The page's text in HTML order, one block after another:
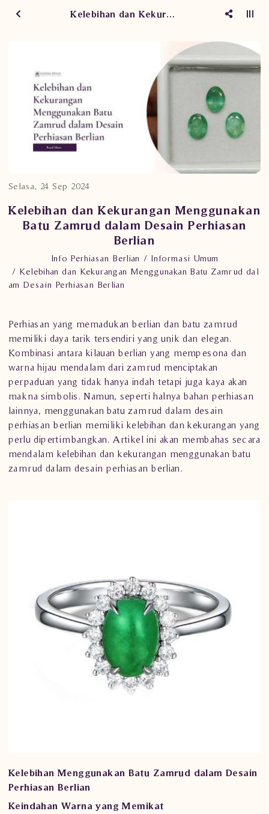
Kelebihan dan Kekurangan Menggunakan Batu Zamrud dalam Desain Perhiasan Berlian
Selasa, 24 Sep 2024
Kelebihan dan Kekurangan Menggunakan
Batu Zamrud dalam Desain Perhiasan
Berlian
Info Perhiasan Berlian
Informasi Umum
Kelebihan dan Kekurangan Menggunakan Batu Zamrud dal
am Desain Perhiasan Berlian
Perhiasan yang memadukan berlian dan batu zamrud
memiliki daya tarik tersendiri yang unik dan elegan.
Kombinasi antara kilauan berlian yang mempesona dan
warna hijau mendalam dari zamrud menciptakan
perpaduan yang tidak hanya indah tetapi juga kaya akan
makna simbolis. Namun, seperti halnya bahan perhiasan
lainnya, menggunakan batu zamrud dalam desain
perhiasan berlian memiliki kelebihan dan kekurangan yang
perlu dipertimbangkan. Artikel ini akan membahas secara
mendalam kelebihan dan kekurangan menggunakan batu
zamrud dalam desain perhiasan berlian.
Kelebihan Menggunakan Batu Zamrud dalam Desain
Perhiasan Berlian
Keindahan Warna yang Memikat